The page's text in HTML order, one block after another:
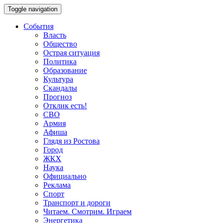
Toggle navigation
События
Власть
Общество
Острая ситуация
Политика
Образование
Культура
Скандалы
Прогноз
Отклик есть!
СВО
Армия
Афиша
Глядя из Ростова
Город
ЖКХ
Наука
Официально
Реклама
Спорт
Транспорт и дороги
Читаем. Смотрим. Играем
Энергетика